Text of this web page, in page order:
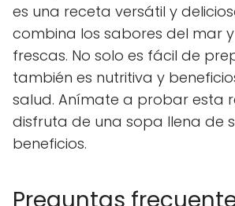
es una receta versátil y
combina los sabores del mar
frescas. No solo es fácil de
también es nutritiva y
salud. Anímate a probar esta
disfruta de una sopa llena de
beneficios.